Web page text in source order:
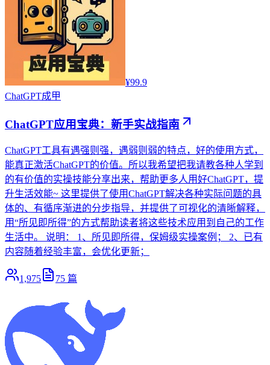
¥99.9
ChatGPT成甲
ChatGPT应用宝典：新手实战指南
ChatGPT工具有遇强则强，遇弱则弱的特点，好的使用方式，
能真正激活ChatGPT的价值。所以我希望把我请教各种人学到
的有价值的实操技能分享出来，帮助更多人用好ChatGPT，提
升生活效能~ 这里提供了使用ChatGPT解决各种实际问题的具
体的、有循序渐进的分步指导，并提供了可视化的清晰解释，
用“所见即所得”的方式帮助读者将这些技术应用到自己的工作
生活中。 说明： 1、所见即所得，保姆级实操案例； 2、已有
内容随着经验丰富，会优化更新；
1,975 75 篇